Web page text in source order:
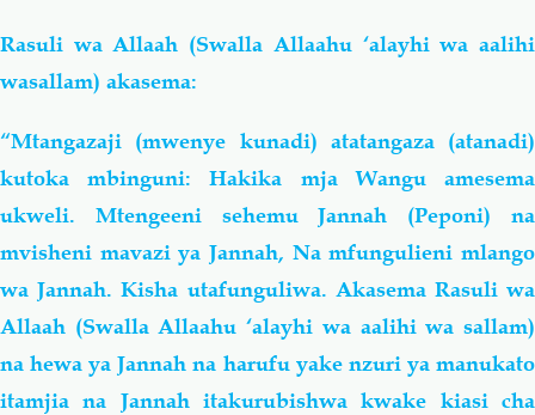
Rasuli wa Allaah (Swalla Allaahu ‘alayhi wa aalihi
wasallam) akasema:
“Mtangazaji (mwenye kunadi) atatangaza (atanadi)
kutoka mbinguni: Hakika mja Wangu amesema
ukweli. Mtengeeni sehemu Jannah (Peponi) na
mvisheni mavazi ya Jannah, Na mfungulieni mlango
wa Jannah. Kisha utafunguliwa. Akasema Rasuli wa
Allaah (Swalla Allaahu ‘alayhi wa aalihi wa sallam)
na hewa ya Jannah na harufu yake nzuri ya manukato
itamjia na Jannah itakurubishwa kwake kiasi cha